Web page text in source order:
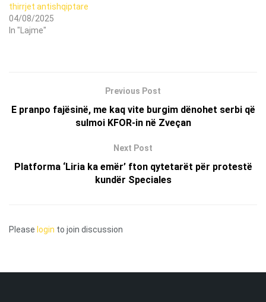
thirrjet antishqiptare
04/08/2025
In "Lajme"
Previous Post
E pranpo fajësinë, me kaq vite burgim dënohet serbi që
sulmoi KFOR-in në Zveçan
Next Post
Platforma ‘Liria ka emër’ fton qytetarët për protestë
kundër Speciales
Please login to join discussion